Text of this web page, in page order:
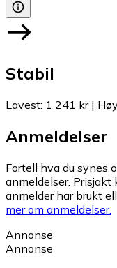
Stabil
Lavest: 1 241 kr|
Anmeldelser
Fortell hva du synes
anmeldelser. Prisjakt
anmelder har brukt
mer om anmeldelser.
Annonse
Annonse